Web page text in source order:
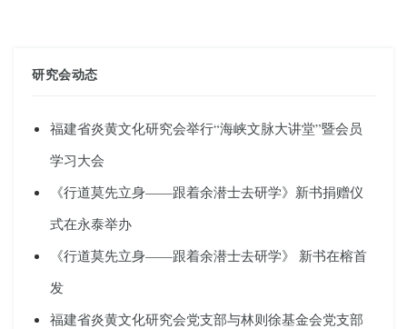
研究会动态
福建省炎黄文化研究会举行“海峡文脉大讲堂”暨会员
学习大会
《行道莫先立身——跟着余潜士去研学》新书捐赠仪
式在永泰举办
《行道莫先立身——跟着余潜士去研学》 新书在榕首
发
福建省炎黄文化研究会党支部与林则徐基金会党支部